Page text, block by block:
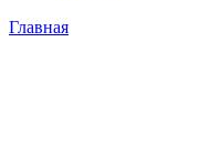
Главная